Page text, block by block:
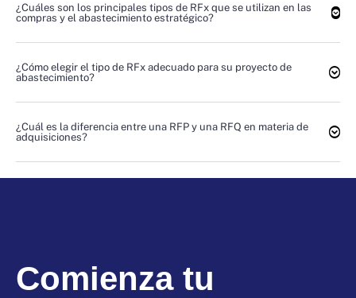
¿Cuáles son los principales tipos de RFx que se utilizan en las
compras y el abastecimiento estratégico?
¿Cómo elegir el tipo de RFx adecuado para su proyecto de
abastecimiento?
¿Cuál es la diferencia entre una RFP y una RFQ en materia de
adquisiciones?
Comienza tu